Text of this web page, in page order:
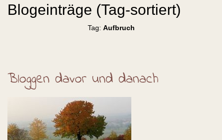
Blogeinträge (Tag-sortiert)
Tag: Aufbruch
Bloggen davor und danach